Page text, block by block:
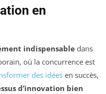
en
indispensable dans
où la concurrence est
des idées en succès,
d’innovation bien